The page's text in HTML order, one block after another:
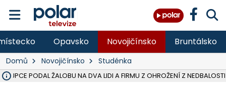
Opavsko Novojičínsko Bruntálsko
Domů Novojičínsko Studénka
PODAL ŽALOBU NA DVA LIDI A FIRMU Z OHROŽENÍ Z NEDBALOSTI